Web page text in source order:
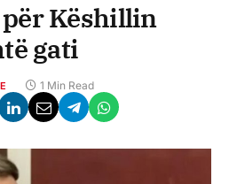
Këshillin
gati
1 Min Read